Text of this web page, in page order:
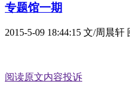
专题馆一期
2015-5-09 18:44:15 文/周晨轩
阅读原文内容投诉